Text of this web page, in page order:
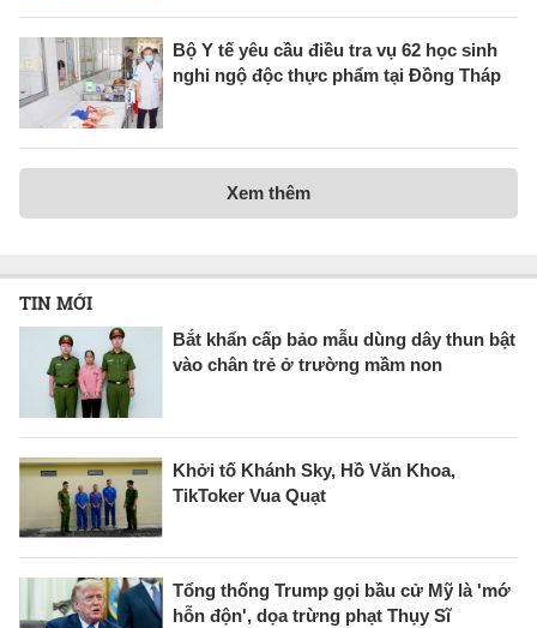
Bộ Y tế yêu cầu điều tra vụ 62 học sinh
nghi ngộ độc thực phẩm tại Đồng Tháp
Xem thêm
TIN MỚI
Bắt khẩn cấp bảo mẫu dùng dây thun bật
vào chân trẻ ở trường mầm non
Khởi tố Khánh Sky, Hồ Văn Khoa,
TikToker Vua Quạt
Tổng thống Trump gọi bầu cử Mỹ là 'mớ
hỗn độn', dọa trừng phạt Thụy Sĩ